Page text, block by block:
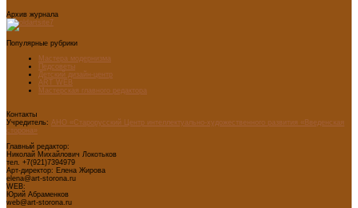
Архив журнала
Популярные рубрики
Мастера модернизма
Педсоветы
Детский дизайн-центр
ART WEB
Мастерская главного редактора
Контакты
Учредитель: АНО «Старорусский Центр интеллектуально-художественного развития «Введенская
сторона»
Главный редактор:
Николай Михайлович Локотьков
тел. +7(921)7394979
Арт-директор: Елена Жирова
elena@art-storona.ru
WEB:
Юрий Абраменков
web@art-storona.ru